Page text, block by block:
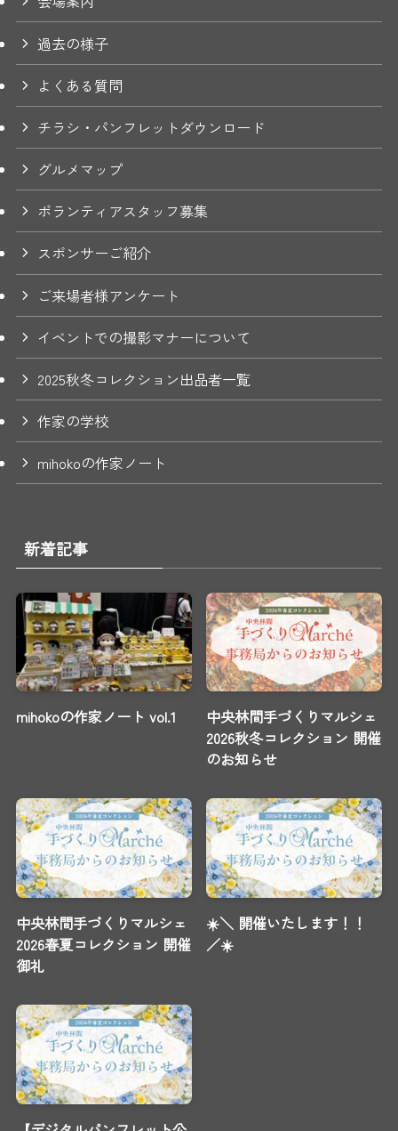
過去の様子
よくある質問
チラシ・パンフレットダウンロード
グルメマップ
ボランティアスタッフ募集
スポンサーご紹介
ご来場者様アンケート
イベントでの撮影マナーについて
2025秋冬コレクション出品者一覧
作家の学校
mihokoの作家ノート
新着記事
mihokoの作家ノート vol.1
中央林間手づくりマルシェ
2026秋冬コレクション 開催
のお知らせ
中央林間手づくりマルシェ
2026春夏コレクション 開催
御礼
☀️＼ 開催いたします！！
／☀️